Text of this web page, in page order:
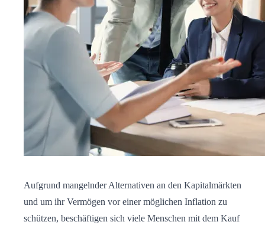
Aufgrund mangelnder Alternativen an den Kapitalmärkten
und um ihr Vermögen vor einer möglichen Inflation zu
schützen, beschäftigen sich viele Menschen mit dem Kauf